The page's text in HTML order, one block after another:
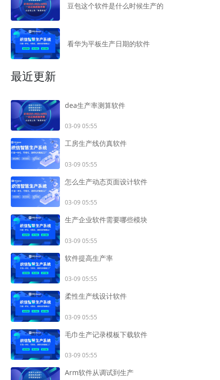
豆包这个软件是什么时候生产的
看华为平板生产日期的软件
最近更新
dea生产率测算软件
03-09 05:55
工房生产线仿真软件
03-09 05:55
怎么生产动态页面设计软件
03-09 05:55
生产企业软件需要哪些模块
03-09 05:55
软件提高生产率
03-09 05:55
柔性生产线设计软件
03-09 05:55
毛巾生产记录模板下载软件
03-09 05:55
Arm软件从调试到生产